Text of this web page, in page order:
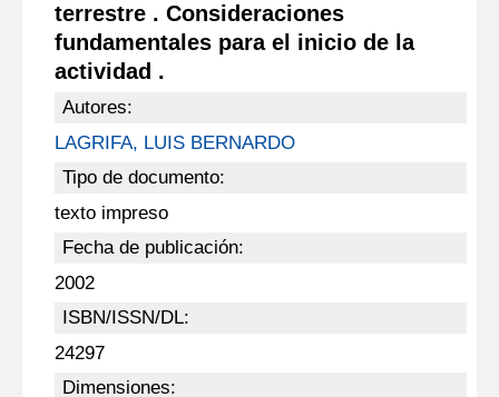
terrestre . Consideraciones
fundamentales para el inicio de la
actividad .
Autores:
LAGRIFA, LUIS BERNARDO
Tipo de documento:
texto impreso
Fecha de publicación:
2002
ISBN/ISSN/DL:
24297
Dimensiones: